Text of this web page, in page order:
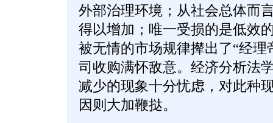
外部治理环境；从社会总体而
得以增加；唯一受损的是低效
被无情的市场规律撵出了“经
司收购满怀敌意。经济分析法
减少的现象十分忧虑，对此种
因则大加鞭挞。